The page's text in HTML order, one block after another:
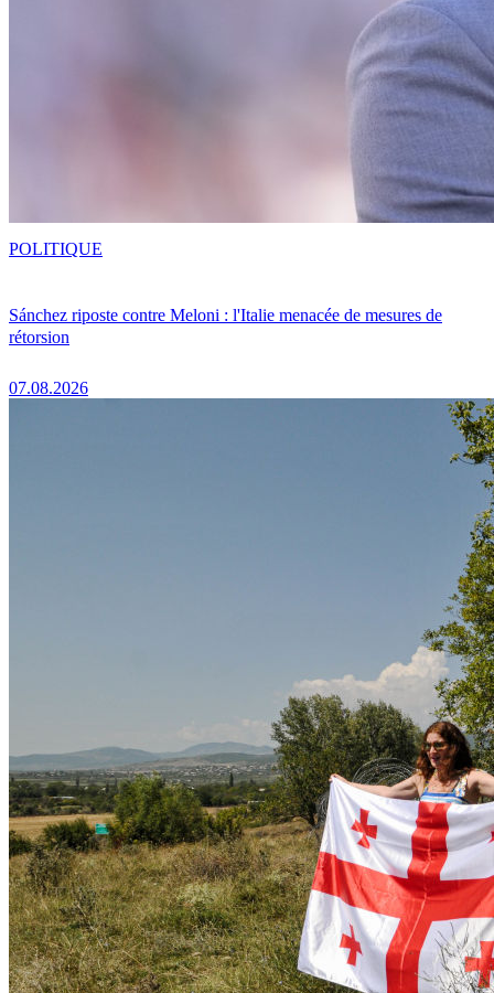
Sánchez riposte contre Meloni : l'Italie menacée de mesures de
rétorsion
07.08.2026
POLITIQUE